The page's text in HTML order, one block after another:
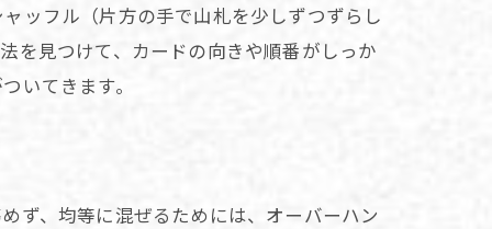
ッフル（片方の手で山札を少しずつずらし
を見つけて、カードの向きや順番がしっか
いてきます。
ず、均等に混ぜるためには、オーバーハン